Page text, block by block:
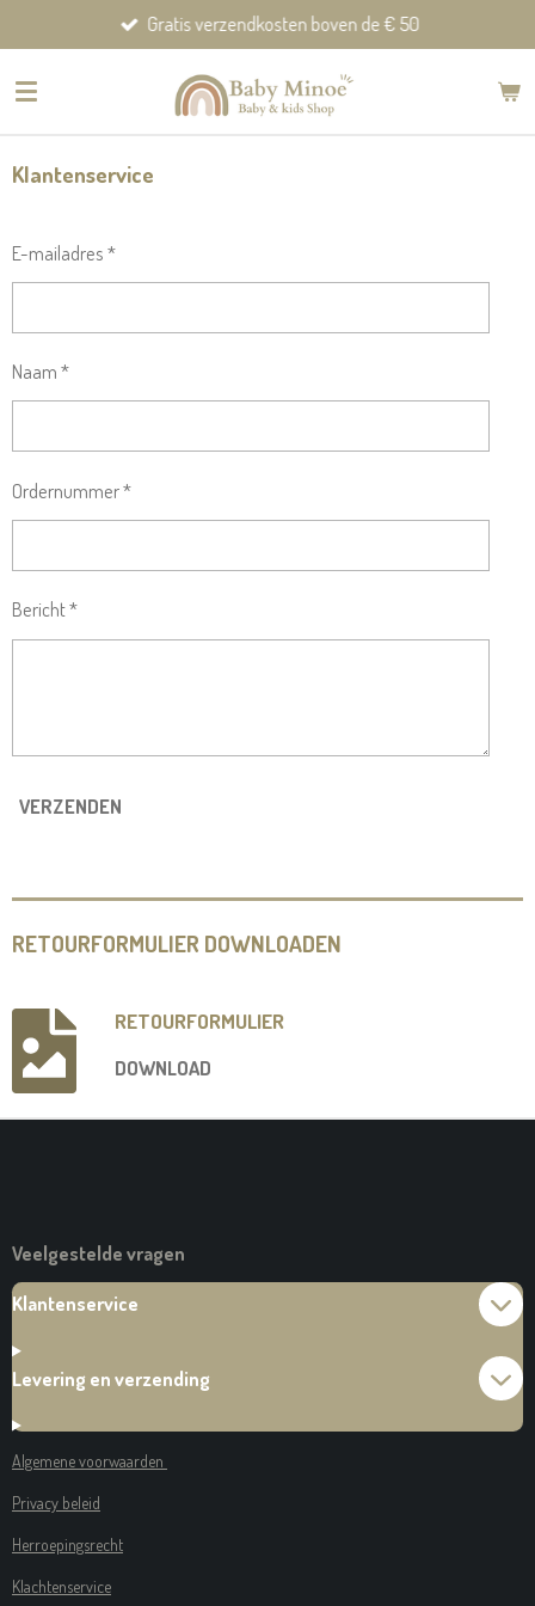
direct
naar
Gratis verzendkosten boven de € 50
Klantenservice
E-mailadres *
Naam *
Ordernummer *
Bericht *
VERZENDEN
RETOURFORMULIER DOWNLOADEN
RETOURFORMULIER
DOWNLOAD
Veelgestelde vragen
Klantenservice
Levering en verzending
Algemene voorwaarden
Privacy beleid
Herroepingsrecht
Klachtenservice